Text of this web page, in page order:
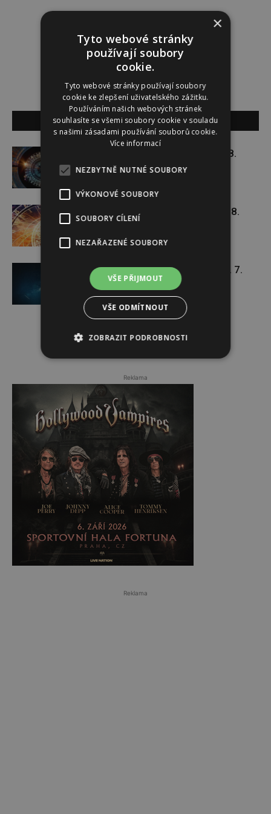
Redakce magazínu Instinkt.
SOUVISEJÍCÍ ČLÁNKY
Týdenní horoskop 3. 8. – 9. 8.
Týdenní horoskop 27. 7. – 2. 8.
Týdenní horoskop 20. 7. – 26. 7.
Reklama
Reklama
×
Tyto webové stránky
používají soubory
cookie.
Tyto webové stránky používají soubory
cookie ke zlepšení uživatelského zážitku.
Používáním našich webových stránek
souhlasíte se všemi soubory cookie v souladu
s našimi zásadami používání souborů cookie.
Více informací
NEZBYTNĚ NUTNÉ SOUBORY
VÝKONOVÉ SOUBORY
SOUBORY CÍLENÍ
NEZAŘAZENÉ SOUBORY
VŠE PŘIJMOUT
VŠE ODMÍTNOUT
ZOBRAZIT PODROBNOSTI